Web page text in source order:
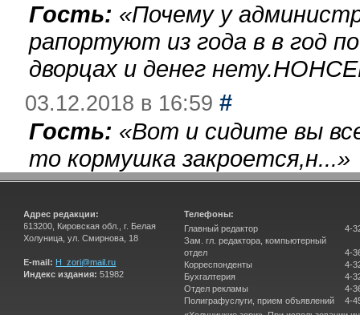
Гость: «Почему у
рапортуют из года в в год
дворцах и денег
03.12.2018 в 16:59 #
Гость: «Вот и сидите вы
то кормушка закроется,н...»
Адрес редакции:
613200, Кировская обл., г. Белая
Холуница, ул. Смирнова, 18
E-mail: H_zori@mail.ru
Индекс издания: 51982
Телефоны:
Главный редактор
Зам. гл. редактора, компьютерный
отдел
Корреспонденты
Бухгалтерия
Отдел рекламы
Полиграфуслуги, прием объявлений
4-
4-
4-
4-
4-
4-